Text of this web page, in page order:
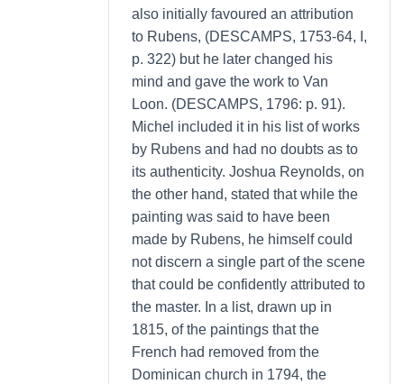
also initially favoured an attribution
to Rubens, (DESCAMPS, 1753-64, I,
p. 322) but he later changed his
mind and gave the work to Van
Loon. (DESCAMPS, 1796: p. 91).
Michel included it in his list of works
by Rubens and had no doubts as to
its authenticity. Joshua Reynolds, on
the other hand, stated that while the
painting was said to have been
made by Rubens, he himself could
not discern a single part of the scene
that could be confidently attributed to
the master. In a list, drawn up in
1815, of the paintings that the
French had removed from the
Dominican church in 1794, the